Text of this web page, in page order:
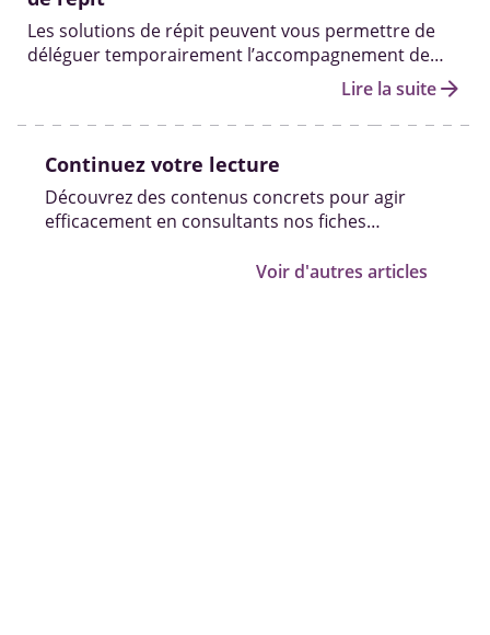
Les solutions de répit peuvent vous permettre de
déléguer temporairement l’accompagnement de
votre proche handicapé à un professionnel pour
Lire la suitearrow_forward
Continuez votre lecture
Découvrez des contenus concrets pour agir
efficacement en consultants nos fiches
Voir d'autres articles